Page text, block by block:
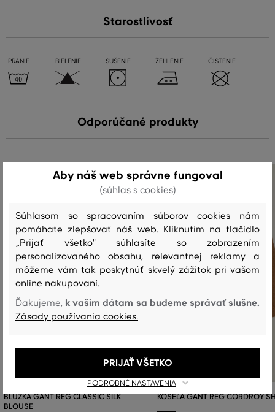
Starostlivosť
PRANIE BIELENIE SUŠENIE ŽEHLENIE ČISTENIE
Odporúčané produkty
BLÚZKA GANT REG CLASSIC SILK
BLOUSE
KOŠEĽA GANT REG CORDROY
Aby náš web správne fungoval
(súhlas s cookies)
Súhlasom so spracovaním súborov cookies nám
pomáhate zlepšovať náš web. Kliknutím na tlačidlo
„Prijať všetko" súhlasíte so zobrazením
personalizovaného obsahu, relevantnej reklamy a
môžeme vám tak poskytnúť skvelý zážitok pri vašom
online nakupovaní.
Ďakujeme, k vašim dátam sa budeme správať slušne.
Zásady používania cookies.
PODROBNÉ NASTAVENIA
PRIJAŤ VŠETKO